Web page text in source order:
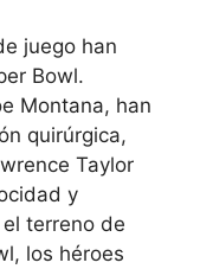
juego han
Bowl.
Montana, han
quirúrgica,
Taylor
y
terreno de
los héroes